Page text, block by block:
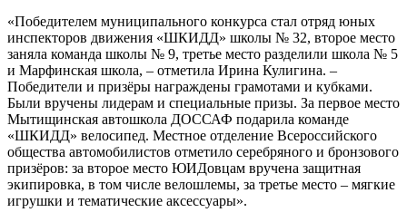
«Победителем муниципального конкурса стал отряд юных
инспекторов движения «ШКИДД» школы № 32, второе место
заняла команда школы № 9, третье место разделили школа № 5
и Марфинская школа, – отметила Ирина Кулигина. –
Победители и призёры награждены грамотами и кубками.
Были вручены лидерам и специальные призы. За первое место
Мытищинская автошкола ДОССАФ подарила команде
«ШКИДД» велосипед. Местное отделение Всероссийского
общества автомобилистов отметило серебряного и бронзового
призёров: за второе место ЮИДовцам вручена защитная
экипировка, в том числе велошлемы, за третье место – мягкие
игрушки и тематические аксессуары».